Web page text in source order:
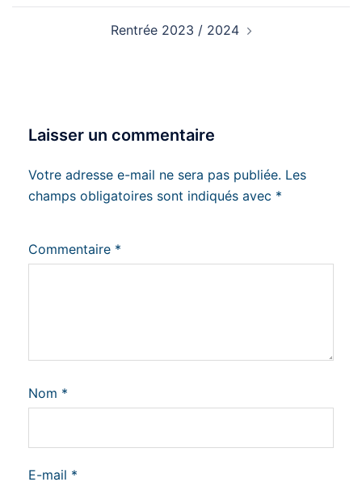
DEBUTANTS (6ème kyu /…
Rentrée 2023 / 2024
Laisser un commentaire
Votre adresse e-mail ne sera pas publiée. Les
champs obligatoires sont indiqués avec *
Commentaire *
Nom *
E-mail *